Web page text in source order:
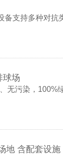
备支持多种对
球场
无污染，
地 含配套设施